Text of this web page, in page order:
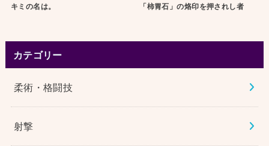
キミの名は。 「柿胃石」の烙印を押されし者
カテゴリー
柔術・格闘技
射撃